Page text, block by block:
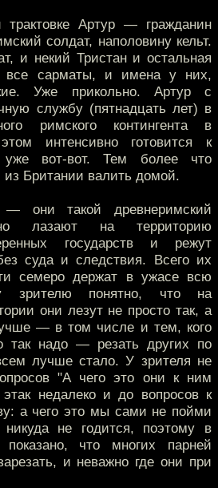
Артур — гражданин
солдат, наполовину кельт.
и некий Тристан и остальная
все сарматы, и имена у них,
Уже прикольно. Артур с
службу (пятнадцать лет) в
римского контингента в
интенсивно готовится к
вот-вот. Тем более что
Британии валить домой.
— они такой древнеримский
лазают на территорию
государств и режут
суда и следствия. Всего их
семеро держат в ужасе всю
зрителю понятно, что на
они лезут не просто так, а
— в том числе и тем, кого
так надо — резать других по
лучше стало. У зрителя не
"А чего это они к ним
недалеко и до вопросов к
а чего это мы сами не пойми
не годится, поэтому в
что многих парней
и неважно где они при